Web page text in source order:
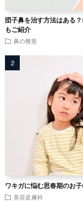
団子鼻を治す方法はある
もご紹介
鼻の整形
ワキガに悩む思春期のお
美容皮膚科